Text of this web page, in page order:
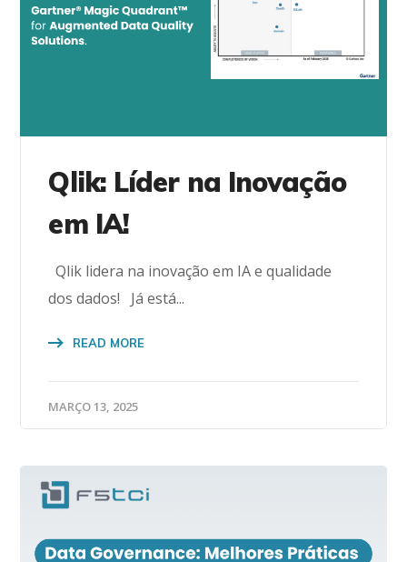
Qlik: Líder na Inovação
em IA!
Qlik lidera na inovação em IA e qualidade
dos dados! Já está...
READ MORE
MARÇO 13, 2025